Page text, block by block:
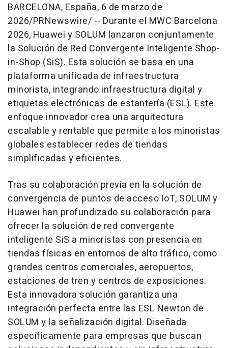
BARCELONA, España, 6 de marzo de
2026/PRNewswire/ -- Durante el MWC Barcelona
2026, Huawei y SOLUM lanzaron conjuntamente
la Solución de Red Convergente Inteligente Shop-
in-Shop (SiS). Esta solución se basa en una
plataforma unificada de infraestructura
minorista, integrando infraestructura digital y
etiquetas electrónicas de estantería (ESL). Este
enfoque innovador crea una arquitectura
escalable y rentable que permite a los minoristas
globales establecer redes de tiendas
simplificadas y eficientes.
Tras su colaboración previa en la solución de
convergencia de puntos de acceso IoT, SOLUM y
Huawei han profundizado su colaboración para
ofrecer la solución de red convergente
inteligente SiS a minoristas con presencia en
tiendas físicas en entornos de alto tráfico, como
grandes centros comerciales, aeropuertos,
estaciones de tren y centros de exposiciones.
Esta innovadora solución garantiza una
integración perfecta entre las ESL Newton de
SOLUM y la señalización digital. Diseñada
específicamente para empresas que buscan